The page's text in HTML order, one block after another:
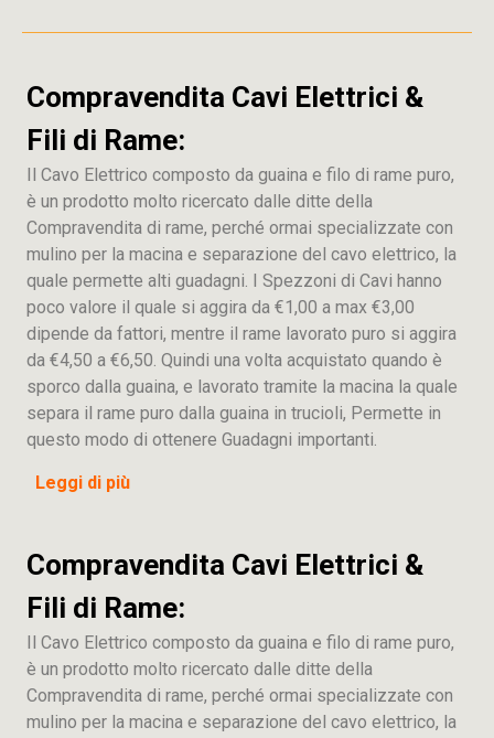
Compravendita Cavi Elettrici &
Fili di Rame:
Il Cavo Elettrico composto da guaina e filo di rame puro,
è un prodotto molto ricercato dalle ditte della
Compravendita di rame, perché ormai specializzate con
mulino per la macina e separazione del cavo elettrico, la
quale permette alti guadagni. I Spezzoni di Cavi hanno
poco valore il quale si aggira da €1,00 a max €3,00
dipende da fattori, mentre il rame lavorato puro si aggira
da €4,50 a €6,50. Quindi una volta acquistato quando è
sporco dalla guaina, e lavorato tramite la macina la quale
separa il rame puro dalla guaina in trucioli, Permette in
questo modo di ottenere Guadagni importanti.
Leggi di più
Compravendita Cavi Elettrici &
Fili di Rame:
Il Cavo Elettrico composto da guaina e filo di rame puro,
è un prodotto molto ricercato dalle ditte della
Compravendita di rame, perché ormai specializzate con
mulino per la macina e separazione del cavo elettrico, la